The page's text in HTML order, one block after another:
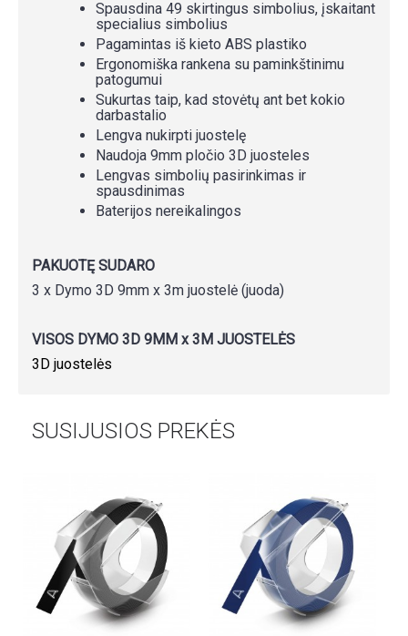
Spausdina 49 skirtingus simbolius, įskaitant
specialius simbolius
Pagamintas iš kieto ABS plastiko
Ergonomiška rankena su paminkštinimu
patogumui
Sukurtas taip, kad stovėtų ant bet kokio
darbastalio
Lengva nukirpti juostelę
Naudoja 9mm pločio 3D juosteles
Lengvas simbolių pasirinkimas ir
spausdinimas
Baterijos nereikalingos
PAKUOTĘ SUDARO
3 x Dymo 3D 9mm x 3m juostelė (juoda)
VISOS DYMO 3D 9MM x 3M JUOSTELĖS
3D juostelės
SUSIJUSIOS PREKĖS